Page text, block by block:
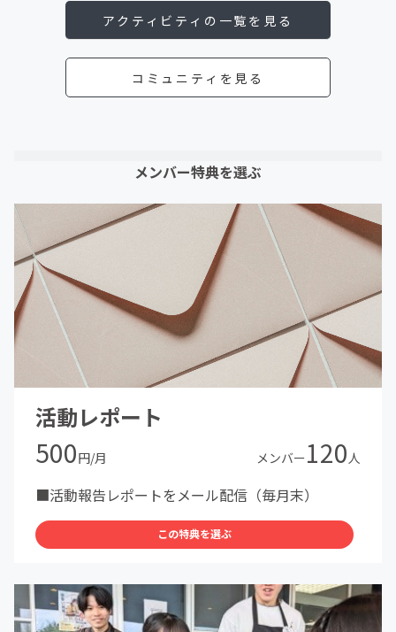
アクティビティの一覧を見る
コミュニティを見る
メンバー特典を選ぶ
活動レポート
500円/月 メンバー120人
■活動報告レポートをメール配信（毎月末）
この特典を選ぶ